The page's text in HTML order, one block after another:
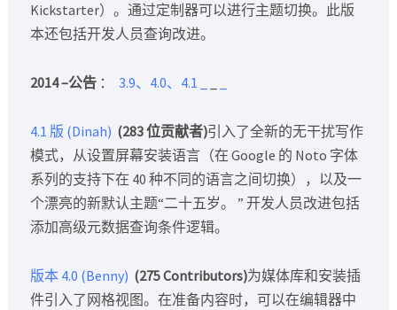
Kickstarter）。通过定制器可以进行主题切换。此版
本还包括开发人员查询改进。
2014 –公告： 3.9、4.0、4.1
4.1 版 (Dinah) (283 位贡献者)引入了全新的无干扰写作
模式，从设置屏幕安装语言（在 Google 的 Noto 字体
系列的支持下在 40 种不同的语言之间切换），以及一
个漂亮的新默认主题“二十五岁。 ” 开发人员改进包括
添加高级元数据查询条件逻辑。
版本 4.0 (Benny) (275 Contributors)为媒体库和安装插
件引入了网格视图。在准备内容时，可以在编辑器中